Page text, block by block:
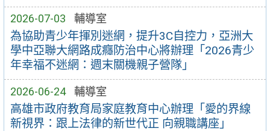
2026-07-03 輔導室
為協助青少年揮別迷網，提升3C自控力，亞洲大
學中亞聯大網路成癮防治中心將辦理「2026青少
年幸福不迷網：週末關機親子營隊」
2026-06-24 輔導室
高雄市政府教育局家庭教育中心辦理「愛的界線
新視界：跟上法律的新世代正 向親職講座」